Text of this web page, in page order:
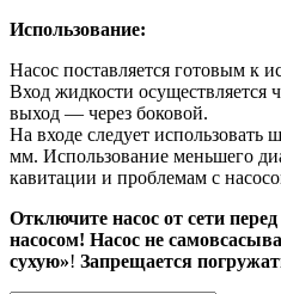
Использование:
Насос поставляется готовым к
Вход жидкости осуществляется
выход — через боковой.
На входе следует использовать
мм. Использование меньшего
кавитации и проблемам с
Отключите насос от сети
насосом! Насос не
сухую»! Запрещается